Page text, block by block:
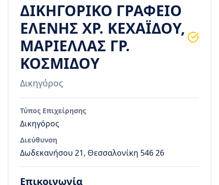
ΔΙΚΗΓΟΡΙΚΟ ΓΡΑΦΕΙΟ
ΕΛΕΝΗΣ ΧΡ. ΚΕΧΑΪΔΟΥ,
ΜΑΡΙΕΛΛΑΣ ΓΡ.
ΚΟΣΜΙΔΟΥ
Δικηγόρος
Τύπος Επιχείρησης
Δικηγόρος
Διεύθυνση
Δωδεκανήσου 21, Θεσσαλονίκη 546 26
Επικοινωνία